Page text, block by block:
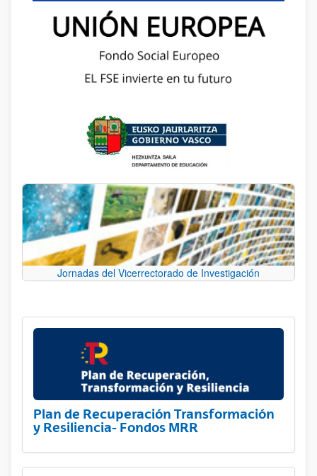
Jornadas del Vicerrectorado de Investigación
Plan de Recuperación Transformación
y Resiliencia- Fondos MRR